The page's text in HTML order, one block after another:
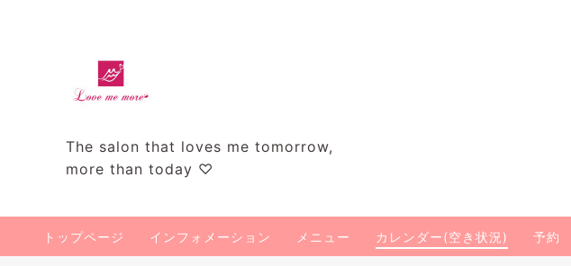
The salon that loves me tomorrow,
more than today ♡
トップページ インフォメーション メニュー カレンダー(空き状況) 予約